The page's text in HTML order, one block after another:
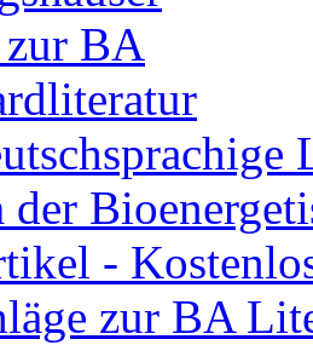
BA
der
-
zur BA